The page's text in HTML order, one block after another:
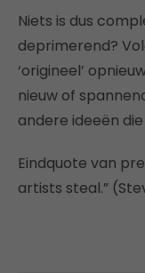
Niets is dus
deprimerend?
‘origineel’
nieuw of
andere ideeën
Eindquote van
artists steal.”